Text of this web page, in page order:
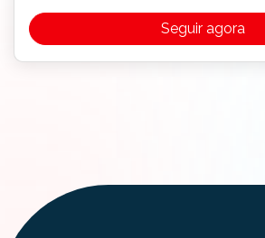
Seguir agora